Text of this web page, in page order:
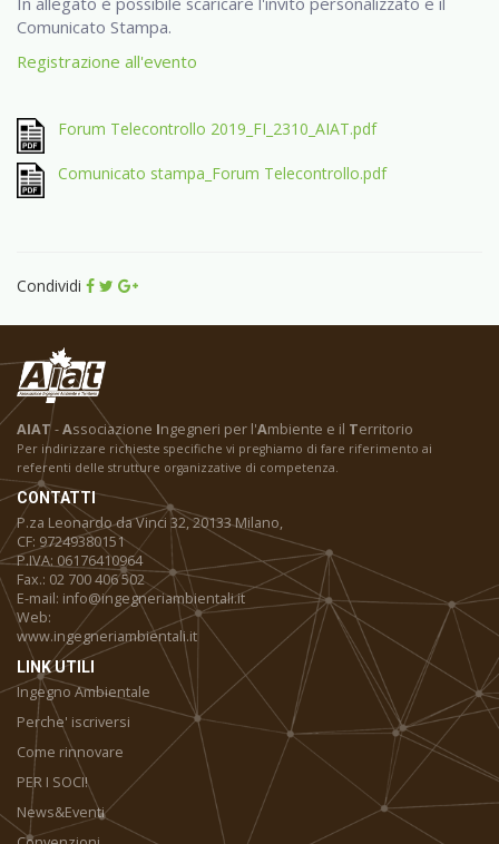
Comunicato Stampa.
Registrazione all'evento
Forum Telecontrollo 2019_FI_2310_AIAT.pdf
Comunicato stampa_Forum Telecontrollo.pdf
Condividi
AIAT-Associazione Ingegneri per l'Ambiente e il Territorio
Per indirizzare richieste specifiche vi preghiamo di fare riferimento ai
referenti delle strutture organizzative di competenza.
CONTATTI
P.za Leonardo da Vinci 32, 20133 Milano,
CF: 97249380151
P.IVA: 06176410964
Fax.: 02 700 406 502
E-mail: info@ingegneriambientali.it
Web:
www.ingegneriambientali.it
LINK UTILI
Ingegno Ambientale
Perche' iscriversi
Come rinnovare
PER I SOCI!
News&Eventi